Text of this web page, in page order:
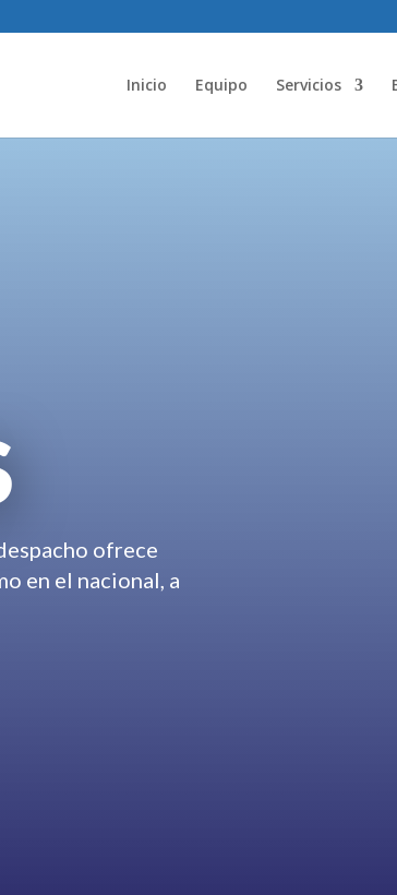
Inicio Equipo Servicios
ofrece
en el nacional, a